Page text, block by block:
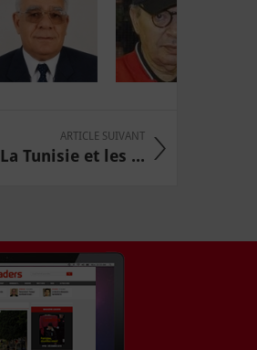
ARTICLE SUIVANT
Tunisie et les ...